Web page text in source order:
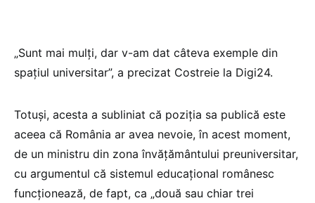
„Sunt mai mulți, dar v-am dat câteva exemple din
spațiul universitar”, a precizat Costreie la Digi24.
Totuși, acesta a subliniat că poziția sa publică este
aceea că România ar avea nevoie, în acest moment,
de un ministru din zona învățământului preuniversitar,
cu argumentul că sistemul educațional românesc
funcționează, de fapt, ca „două sau chiar trei